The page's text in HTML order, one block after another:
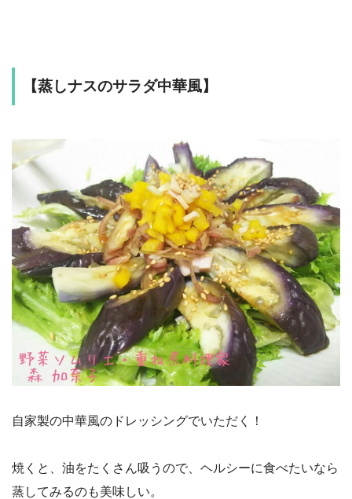
【蒸しナスのサラダ中華風】
自家製の中華風のドレッシングでいただく！
焼くと、油をたくさん吸うので、ヘルシーに食べたいなら
蒸してみるのも美味しい。